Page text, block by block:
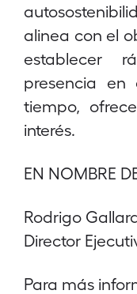
alinea con el
establecer
presencia
tiempo,
interés.
EN NOMBRE
Rodrigo
Director
Para más